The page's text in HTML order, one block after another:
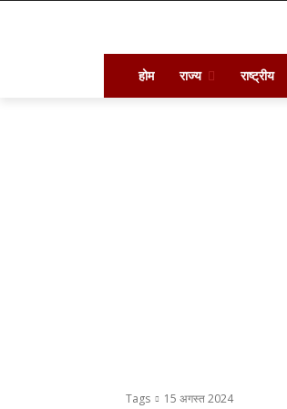
होम राज्य राष्ट्रीय
Tags 15 अगस्त 2024